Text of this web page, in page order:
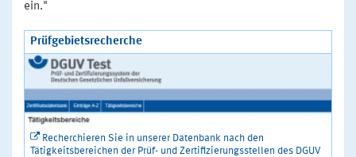
ein."
Prüfgebietsrecherche
Recherchieren Sie in unserer Datenbank nach den
Tätigkeitsbereichen der Prüf- und Zertifizierungsstellen des DGUV